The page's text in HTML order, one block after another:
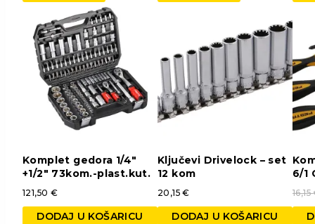
Komplet gedora 1/4″
+1/2″ 73kom.-plast.kut.
121,50 €
DODAJ U KOŠARICU
Ključevi Drivelock – set
12 kom
20,15€
DODAJ U KOŠARICU
6/1
16,15